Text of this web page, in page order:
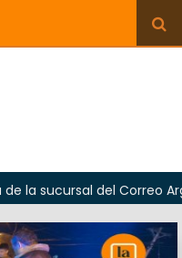
del Correo Argentino